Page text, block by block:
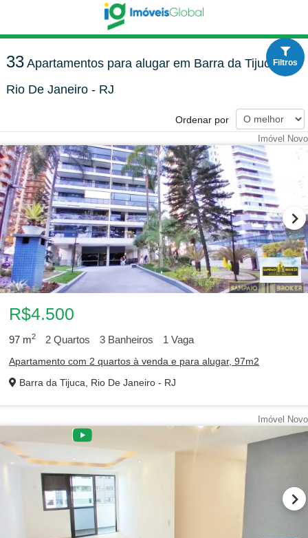
33Apartamentos para alugar em Barra da Tijuca,
Rio De Janeiro - RJ
Ordenar por
Imóvel Novo
R$4.500
97 m2 2 Quartos 3 Banheiros 1 Vaga
Apartamento com 2 quartos à venda e para alugar, 97m2
Barra da Tijuca, Rio De Janeiro - RJ
Imóvel Novo
Filtros